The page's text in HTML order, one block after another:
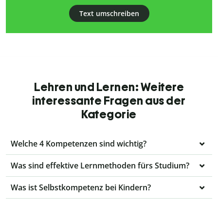
Text umschreiben
Lehren und Lernen: Weitere
interessante Fragen aus der
Kategorie
Welche 4 Kompetenzen sind wichtig?
Was sind effektive Lernmethoden fürs Studium?
Was ist Selbstkompetenz bei Kindern?